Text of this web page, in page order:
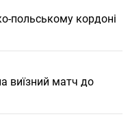
польському кордоні
виїзний матч до